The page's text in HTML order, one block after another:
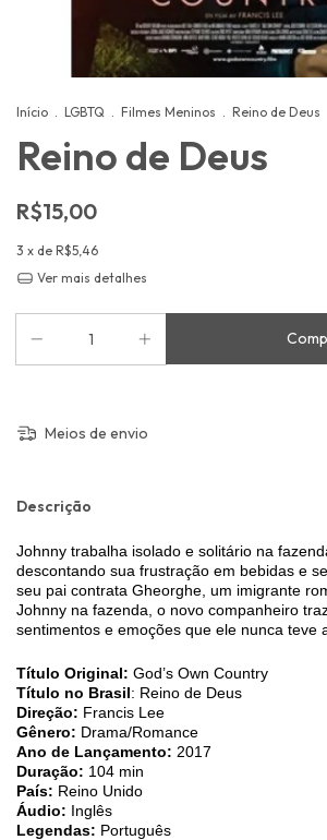
Início . LGBTQ . Filmes Meninos . Reino de Deus
Reino de Deus
R$15,00
3 x de R$5,46
Ver mais detalhes
Meios de envio
Descrição
Johnny trabalha isolado e solitário na
descontando sua frustração em bebidas e
seu pai contrata Gheorghe, um imigrante
Johnny na fazenda, o novo companheiro
sentimentos e emoções que ele nunca teve
Título Original: God’s Own Country
Título no Brasil: Reino de Deus
Direção: Francis Lee
Gênero: Drama/Romance
Ano de Lançamento: 2017
Duração: 104 min
País: Reino Unido
Áudio: Inglês
Legendas: Português